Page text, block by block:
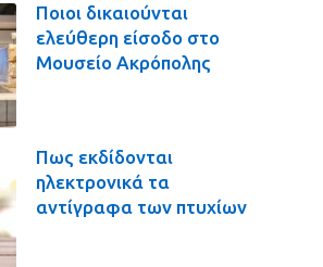
Ποιοι δικαιούνται
ελεύθερη είσοδο στο
Μουσείο Ακρόπολης
Πως εκδίδονται
ηλεκτρονικά τα
αντίγραφα των πτυχίων